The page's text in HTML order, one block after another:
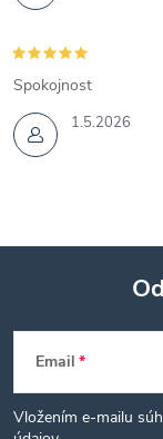
1.5.2026
Spokojnost
Z
á
Email
Vložením e-mailu